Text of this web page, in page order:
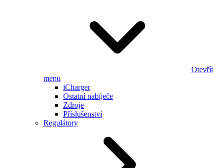
Otevřít
menu
iCharger
Ostatní nabíječe
Zdroje
Příslušenství
Regulátory